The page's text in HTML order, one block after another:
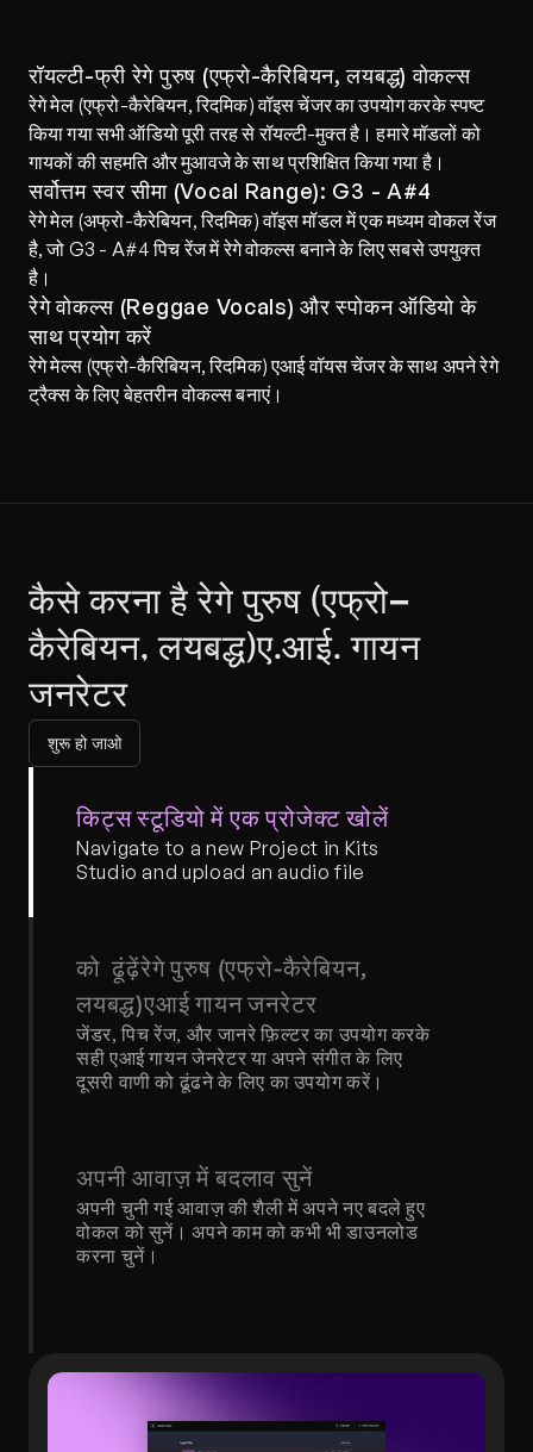
रॉयल्टी-फ्री रेगे पुरुष (एफ्रो-कैरिबियन, लयबद्ध) वोकल्स
रेगे मेल (एफ्रो-कैरेबियन, रिदमिक) वॉइस चेंजर का उपयोग करके स्पष्ट
किया गया सभी ऑडियो पूरी तरह से रॉयल्टी-मुक्त है। हमारे मॉडलों को
गायकों की सहमति और मुआवजे के साथ प्रशिक्षित किया गया है।
सर्वोत्तम स्वर सीमा (Vocal Range): G3 - A#4
रेगे मेल (अफ्रो-कैरेबियन, रिदमिक) वॉइस मॉडल में एक मध्यम वोकल रेंज
है, जो G3 - A#4 पिच रेंज में रेगे वोकल्स बनाने के लिए सबसे उपयुक्त
है।
रेगे वोकल्स (Reggae Vocals) और स्पोकन ऑडियो के
साथ प्रयोग करें
रेगे मेल्स (एफ्रो-कैरिबियन, रिदमिक) एआई वॉयस चेंजर के साथ अपने रेगे
ट्रैक्स के लिए बेहतरीन वोकल्स बनाएं।
कैसे करना है रेगे पुरुष (एफ्रो-
कैरेबियन, लयबद्ध)ए.आई. गायन
जनरेटर
शुरू हो जाओ
किट्स स्टूडियो में एक प्रोजेक्ट खोलें
Navigate to a new Project in Kits
Studio and upload an audio file
को  ढूंढ़ेंरेगे पुरुष (एफ्रो-कैरेबियन,
लयबद्ध)एआई गायन जनरेटर
जेंडर, पिच रेंज, और जानरे फ़िल्टर का उपयोग करके
सही एआई गायन जेनरेटर या अपने संगीत के लिए
दूसरी वाणी को ढूंढने के लिए का उपयोग करें।
अपनी आवाज़ में बदलाव सुनें
अपनी चुनी गई आवाज़ की शैली में अपने नए बदले हुए
वोकल को सुनें। अपने काम को कभी भी डाउनलोड
करना चुनें।